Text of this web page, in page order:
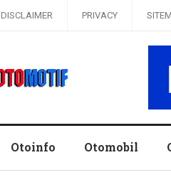
DISCLAIMER PRIVACY
Otoinfo Otomobil